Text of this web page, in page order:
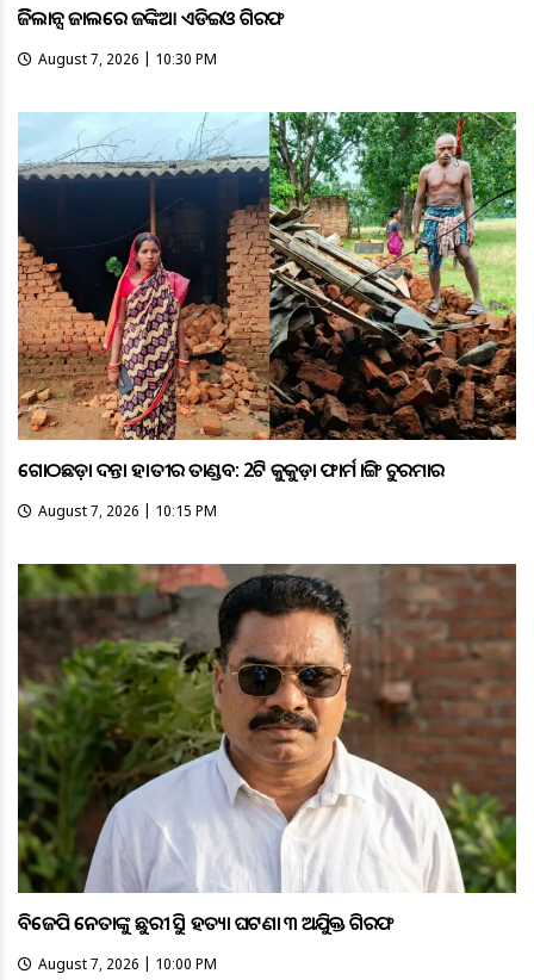
ଭିଜିଲାନ୍ସ ଜାଲରେ ଜଙ୍କିଆ ଏଡିଇଓ ଗିରଫ
August 7, 2026 | 10:30 PM
ଗୋଠଛଡ଼ା ଦନ୍ତା ହାତୀର ତାଣ୍ଡବ: 2ଟି କୁକୁଡ଼ା ଫାର୍ମ ଭାଙ୍ଗି ଚୁରମାର
August 7, 2026 | 10:15 PM
ବିଜେପି ନେତାଙ୍କୁ ଛୁରୀ ଭୁସି ହତ୍ୟା ଘଟଣା ୩ ଅଭିଯୁକ୍ତ ଗିରଫ
August 7, 2026 | 10:00 PM